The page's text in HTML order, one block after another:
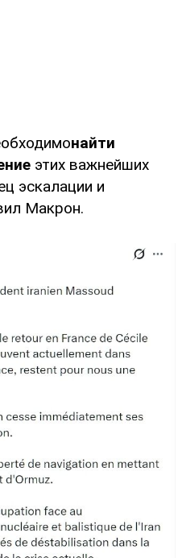
найти
этих важнейших
эскалации и
Макрон.